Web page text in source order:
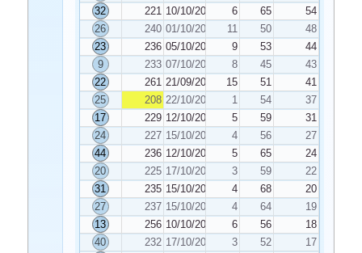
32
221 10/10/2022 6 65
54
26
240 01/10/2022 11 50
48
23
236 05/10/2022 9 53
44
9
233 07/10/2022 8 45
43
22
261 21/09/2022 15 51
41
25
208 22/10/2022 1 54
37
17
229 12/10/2022 5 59
31
24
227 15/10/2022 4 56
27
44
236 12/10/2022 5 65
24
20
225 17/10/2022 3 59
22
31
235 15/10/2022 4 68
20
27
237 15/10/2022 4 64
19
13
256 10/10/2022 6 56
18
40
232 17/10/2022 3 52
17